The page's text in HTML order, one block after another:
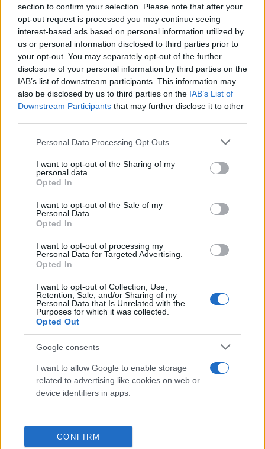
section to confirm your selection. Please note that after your
opt-out request is processed you may continue seeing
interest-based ads based on personal information utilized by
us or personal information disclosed to third parties prior to
your opt-out. You may separately opt-out of the further
disclosure of your personal information by third parties on the
IAB’s list of downstream participants. This information may
also be disclosed by us to third parties on the IAB’s List of
Downstream Participants that may further disclose it to other
Please note that this website/app uses one or more Google
not limited to your visit or usage behaviour. You may click to
grant or deny consent to Google and its third-party tags to
use your data for below specified purposes in below Google
consent section.
Personal Data Processing Opt Outs
I want to opt-out of the Sharing of my
personal data.
Opted In
I want to opt-out of the Sale of my
Personal Data.
Opted In
I want to opt-out of processing my
Personal Data for Targeted Advertising.
Opted In
I want to opt-out of Collection, Use,
Retention, Sale, and/or Sharing of my
Personal Data that Is Unrelated with the
Purposes for which it was collected.
Opted Out
Google consents
I want to allow Google to enable storage
related to advertising like cookies on web or
device identifiers in apps.
CONFIRM
06.06.2025 14:51
Συντακτική
Flash.gr
Εργατικό ατύχημα στο Ηρώδειο: Εργαζόμενος
έπεσε από ύψος - «Από τύχη έχουμε αποφύγει τα
χειρότερα»
«Οι κανόνες ασφαλείας στο θέαμα και ακρόαμα έχουν
”ξεχειλώσει” και το βλέπουμε παντού» αναφέρει μεταξύ άλλων
σε επιστολή του ο Κώστας Κεχαγιόγλου
09.05.2025 19:26
Ομάδα
Flash.gr